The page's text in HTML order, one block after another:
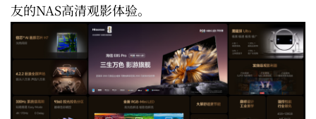
友的NAS高清观影体验。